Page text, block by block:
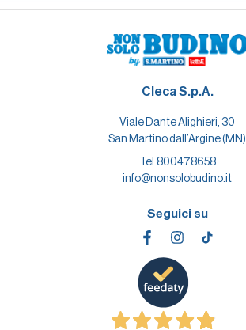
Cleca S.p.A.
Viale Dante Alighieri, 30
San Martino dall’Argine (MN)
Tel. 800478658
info@nonsolobudino.it
Seguici su